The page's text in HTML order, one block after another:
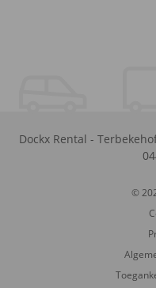
Dockx Rental -
©